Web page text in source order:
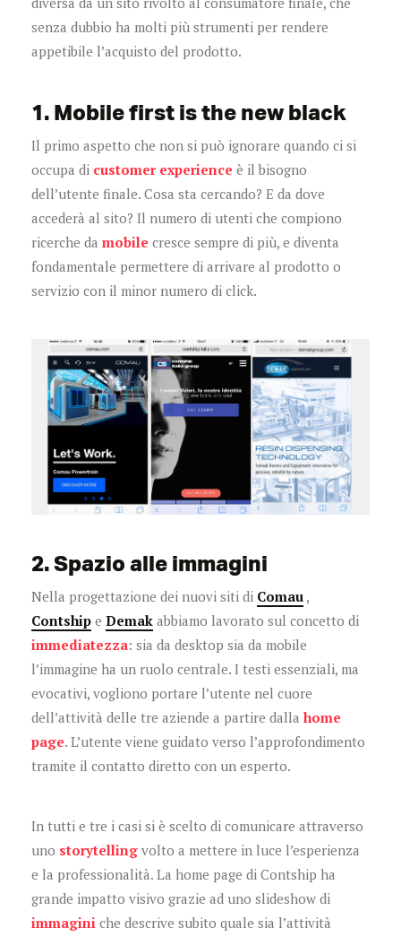
senza dubbio ha molti più strumenti per rendere
appetibile l’acquisto del prodotto.
1. Mobile first is the new black
Il primo aspetto che non si può ignorare quando ci si
occupa di customer experience è il bisogno
dell’utente finale. Cosa sta cercando? E da dove
accederà al sito? Il numero di utenti che compiono
ricerche da mobile cresce sempre di più, e diventa
fondamentale permettere di arrivare al prodotto o
servizio con il minor numero di click.
2. Spazio alle immagini
Nella progettazione dei nuovi siti di Comau ,
Contship e Demak abbiamo lavorato sul concetto di
immediatezza: sia da desktop sia da mobile
l’immagine ha un ruolo centrale. I testi essenziali, ma
evocativi, vogliono portare l’utente nel cuore
dell’attività delle tre aziende a partire dalla home
page. L’utente viene guidato verso l’approfondimento
tramite il contatto diretto con un esperto.
In tutti e tre i casi si è scelto di comunicare attraverso
uno storytelling volto a mettere in luce l’esperienza
e la professionalità. La home page di Contship ha
grande impatto visivo grazie ad uno slideshow di
immagini che descrive subito quale sia l’attività